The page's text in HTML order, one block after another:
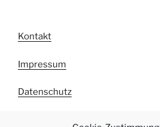
Kontakt
Impressum
Datenschutz